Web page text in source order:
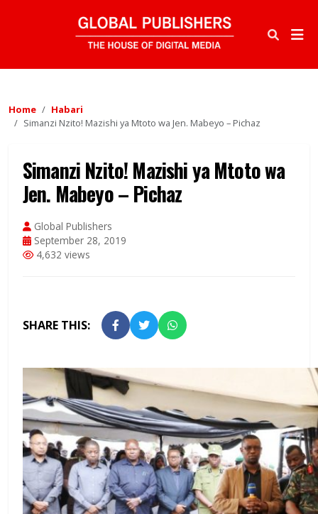
Home
Habari
Simanzi Nzito! Mazishi ya Mtoto wa Jen. Mabeyo – Pichaz
Simanzi Nzito! Mazishi ya Mtoto wa
Jen. Mabeyo – Pichaz
Global Publishers
September 28, 2019
4,632 views
SHARE THIS: